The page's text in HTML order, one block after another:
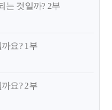
는 것일까? 2부
요? 1부
요? 2부